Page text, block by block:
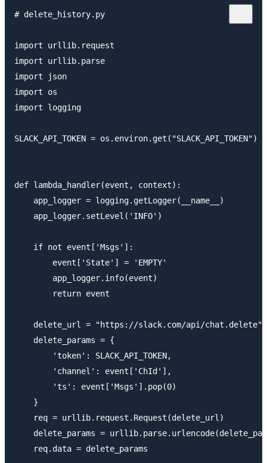
# delete_history.py
import urllib.request
import urllib.parse
import json
import os
import logging
SLACK_API_TOKEN = os.environ.get("SLACK_API_TOKEN")
def lambda_handler(event, context):
    app_logger = logging.getLogger(__name__)
    app_logger.setLevel('INFO')
    if not event['Msgs']:
        event['State'] = 'EMPTY'
        app_logger.info(event)
        return event
    delete_url = "https://slack.com/api/chat.delete"
    delete_params = {
        'token': SLACK_API_TOKEN,
        'channel': event['ChId'],
        'ts': event['Msgs'].pop(0)
    }
    req = urllib.request.Request(delete_url)
delete_params =
    req.data = delete_params